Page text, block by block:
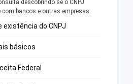
descobrindo se o CNPJ
bancos e outras empresas.
existência do CNPJ
básicos
Federal